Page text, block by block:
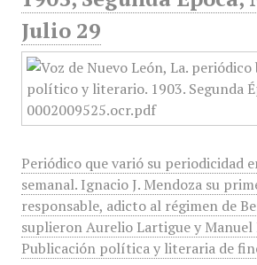
Julio 29
Periódico que varió su periodicidad
semanal. Ignacio J. Mendoza su
responsable, adicto al régimen de
suplieron Aurelio Lartigue y
Publicación política y literaria de